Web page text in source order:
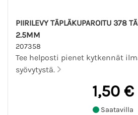
PIIRILEVY TÄPLÄKUPAROITU 378
2.5MM
207358
Tee helposti pienet kytkennät
syövytystä.
1,50 €
Saatavilla